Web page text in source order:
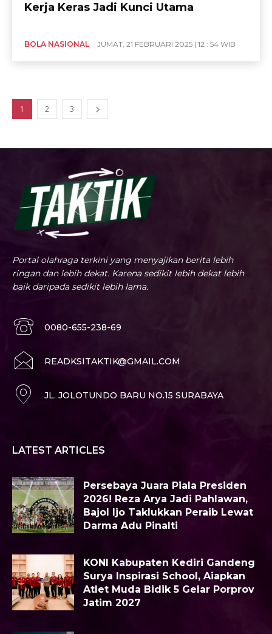
Kerja Keras Jadi Kunci Utama
BOLA NASIONAL JUMAT, 21 FEBRUARI 2025 | 12 : 54 WIB
1 2 3
Portal olahraga terkini yang menyajikan berita lebih
ringan dan lebih dekat. Karena sedikit lebih dekat lebih
baik daripada sedikit lebih lama.
0080-655-238-69
READKSITAKTIK@GMAIL.COM
JL. JOLOTUNDO BARU NO.15 SURABAYA
LATEST ARTICLES
Persebaya Juara Piala Presiden
2026! Reza Arya Jadi Pahlawan,
Bajol Ijo Taklukkan Peraib Lewat
Darma Adu Pinalti
KONI Kabupaten Kediri Gandeng
Surya Inspirasi School, Aiapkan
Atlet Muda Bidik 5 Gelar Porprov
Jatim 2027